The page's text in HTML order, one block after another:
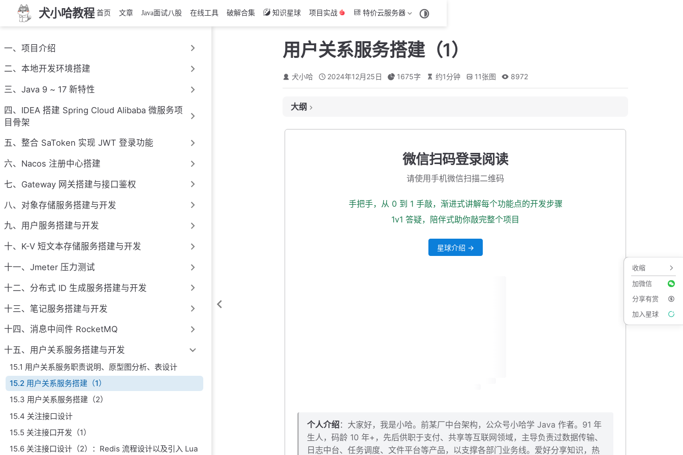
犬小哈教程 首页 文章 Java面试八股 在线工具 破解合集 知识星球 项目实战 特价云服务器
一、项目介绍
二、本地开发环境搭建
三、Java 9 ~ 17 新特性
四、IDEA 搭建 Spring Cloud Alibaba 微服务项
目骨架
五、整合 SaToken 实现 JWT 登录功能
六、Nacos 注册中心搭建
七、Gateway 网关搭建与接口鉴权
八、对象存储服务搭建与开发
九、用户服务搭建与开发
十、K-V 短文本存储服务搭建与开发
十一、Jmeter 压力测试
十二、分布式 ID 生成服务搭建与开发
十三、笔记服务搭建与开发
十四、消息中间件 RocketMQ
十五、用户关系服务搭建与开发
15.1 用户关系服务职责说明、原型图分析、表设计
15.2 用户关系服务搭建（1）
15.3 用户关系服务搭建（2）
15.4 关注接口设计
15.5 关注接口开发（1）
15.6 关注接口设计（2）：Redis 流程设计以及引入 Lua
用户关系服务搭建（1）
犬小哈 2024年12月25日 1675字 约1分钟 11张图 8972
大纲
微信扫码登录阅读
请使用手机微信扫描二维码
手把手，从 0 到 1 手敲，渐进式讲解每个功能点的开发步骤
1v1 答疑，陪伴式助你敲完整个项目
星球介绍 →
个人介绍：大家好，我是小哈。前某厂中台架构，公众号小哈学 Java 作者。91 年
生人，码龄 10 年+，先后供职于支付、共享等互联网领域，主导负责过数据传输、
日志中台、任务调度、文件平台等产品，以支撑各部门业务线。爱好分享知识，热
收缩
加微信
分享有赏
加入星球